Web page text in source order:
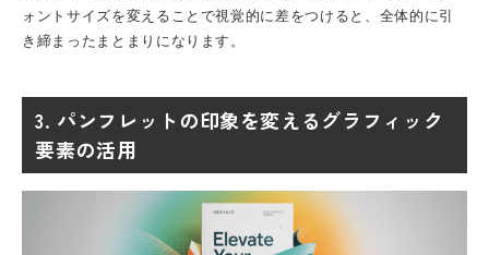
ォントサイズを変えることで視覚的に差をつけると、全体的に引
き締まったまとまりになります。
3. パンフレットの印象を変えるグラフィック
要素の活用